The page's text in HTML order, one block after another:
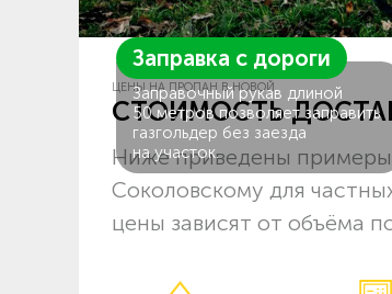
Заправка с дороги
Заправочный рукав длиной
50 метров позволяет заправить
газгольдер без заезда
на участок.
ЦЕНЫ НА ПРОПАН В НОВОЙ
СТОИМОСТЬ
Ниже приведены примеры
Соколовскому для
цены зависят от объёма